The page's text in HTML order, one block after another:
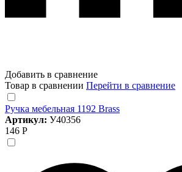
Добавить в сравнение
Товар в сравнении Перейти в сравнение
Ручка мебельная 1192 Brass
Артикул: У40356
146 Р